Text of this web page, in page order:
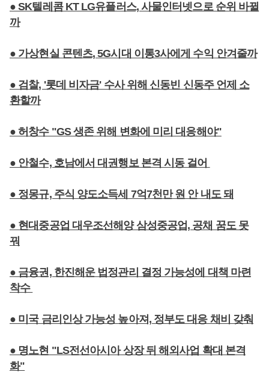
● SK텔레콤 KT LG유플러스, 사물인터넷으로 순위 바뀔
까
● 가상현실 콘텐츠, 5G시대 이통3사에게 수익 안겨줄까
● 검찰, '롯데 비자금' 수사 위해 신동빈 신동주 언제 소
환할까
● 허창수 "GS 생존 위해 변화에 미리 대응해야"
● 안철수, 호남에서 대권행보 본격 시동 걸어
● 정몽규, 주식 양도소득세 7억7천만 원 안 내도 돼
● 현대중공업 대우조선해양 삼성중공업, 공채 꿈도 못
꿔
● 금융권, 한진해운 법정관리 결정 가능성에 대책 마련
착수
● 미국 금리인상 가능성 높아져, 정부도 대응 채비 갖춰
● 명노현 "LS전선아시아 상장 뒤 해외사업 확대 본격
화"